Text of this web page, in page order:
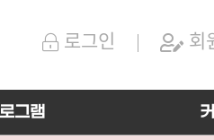
로그인 회
그램